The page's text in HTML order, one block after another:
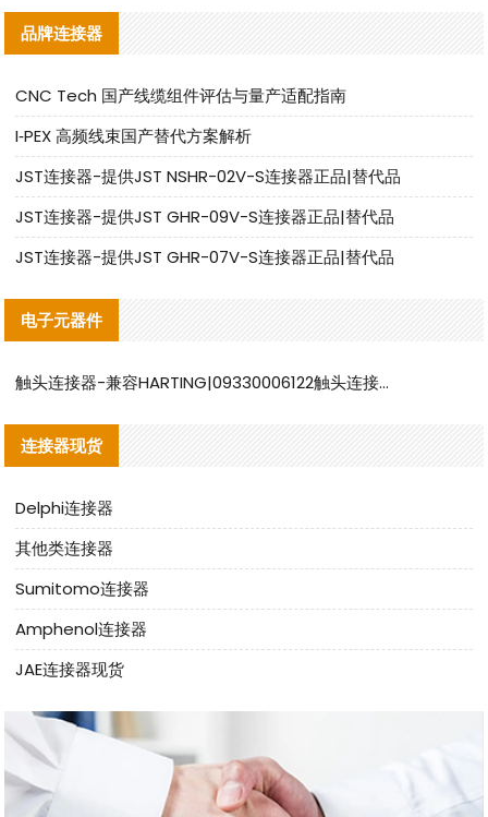
品牌连接器
CNC Tech 国产线缆组件评估与量产适配指南
I‑PEX 高频线束国产替代方案解析
JST连接器-提供JST NSHR-02V-S连接器正品|替代品
JST连接器-提供JST GHR-09V-S连接器正品|替代品
JST连接器-提供JST GHR-07V-S连接器正品|替代品
电子元器件
触头连接器-兼容HARTING|09330006122触头连接器替代品说明
连接器现货
Delphi连接器
其他类连接器
Sumitomo连接器
Amphenol连接器
JAE连接器现货